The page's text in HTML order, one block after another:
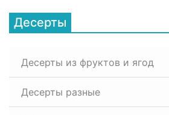
Десерты
Десерты из фруктов и ягод
Десерты разные